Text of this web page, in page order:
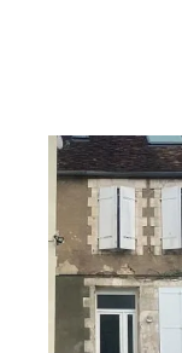
AUXERRE 89
36,80 m2, 2
Ref : 20375
510
par mois